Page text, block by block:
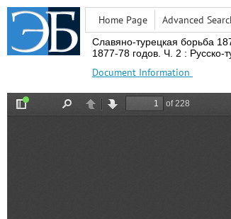
Home Page Advanced
Славяно-турецкая борьба
1877-78 годов. Ч. 2 : Русско-
Document Information